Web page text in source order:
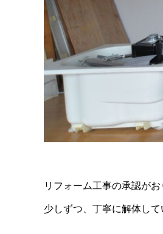
リフォーム工事の承認が
少しずつ、丁寧に解体して